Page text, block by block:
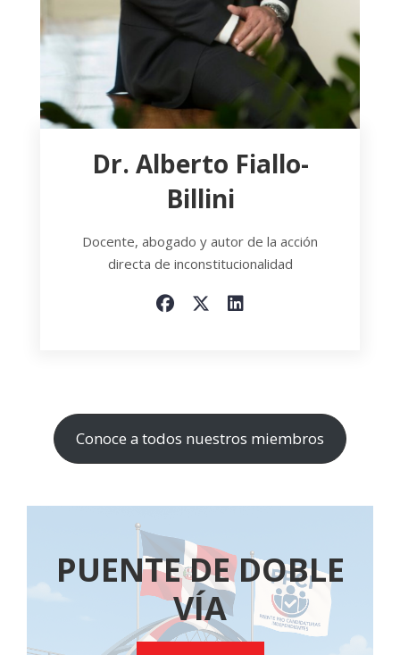
Dr. Alberto Fiallo-
Billini
Docente, abogado y autor de la acción
directa de inconstitucionalidad
Conoce a todos nuestros miembros
PUENTE DE DOBLE
VÍA